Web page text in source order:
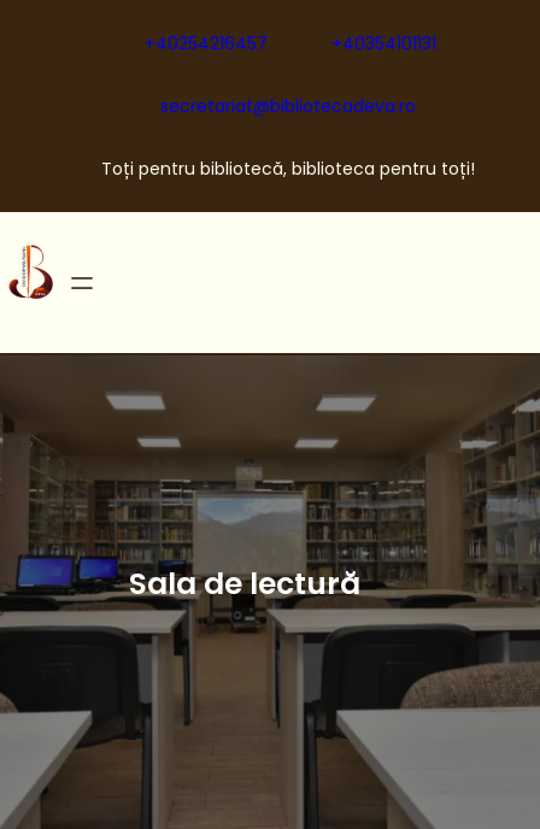
+40254216457 +40354101131
secretariat@bibliotecadeva.ro
Toți pentru bibliotecă, biblioteca pentru toți!
Sala de lectură